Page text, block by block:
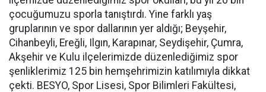
çocuğumuzu sporla tanıştırdı. Yine farklı yaş
gruplarının ve spor dallarının yer aldığı; Beyşehir,
Cihanbeyli, Ereğli, Ilgın, Karapınar, Seydişehir, Çumra,
Akşehir ve Kulu ilçelerimizde düzenlediğimiz spor
şenliklerimiz 125 bin hemşehrimizin katılımıyla dikkat
çekti. BESYO, Spor Lisesi, Spor Bilimleri Fakültesi,